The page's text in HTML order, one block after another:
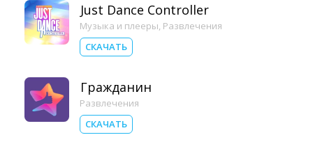
Just Dance Controller
Музыка и плееры, Развлечения
СКАЧАТЬ
Гражданин
Развлечения
СКАЧАТЬ